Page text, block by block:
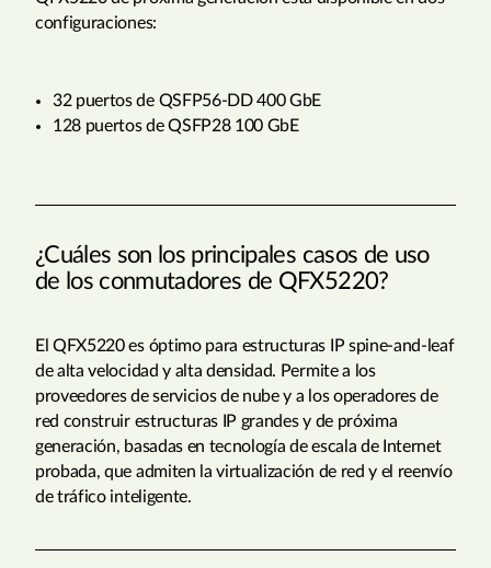
configuraciones:
32 puertos de QSFP56-DD 400 GbE
128 puertos de QSFP28 100 GbE
¿Cuáles son los principales casos de uso
de los conmutadores de QFX5220?
El QFX5220 es óptimo para estructuras IP spine-and-leaf
de alta velocidad y alta densidad. Permite a los
proveedores de servicios de nube y a los operadores de
red construir estructuras IP grandes y de próxima
generación, basadas en tecnología de escala de Internet
probada, que admiten la virtualización de red y el reenvío
de tráfico inteligente.